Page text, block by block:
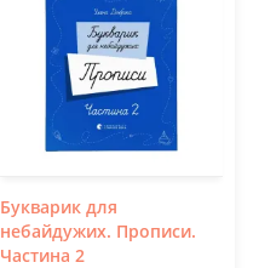
Букварик для
небайдужих. Прописи.
Частина 2